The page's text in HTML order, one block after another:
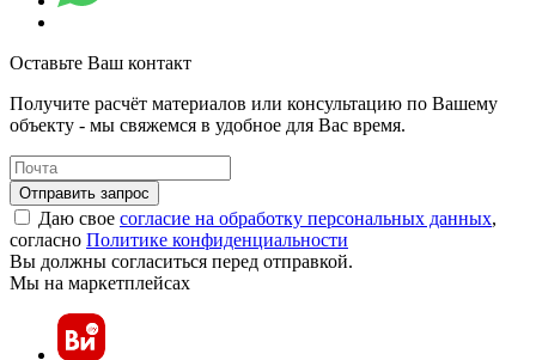
Оставьте Ваш контакт
Получите расчёт материалов или консультацию по Вашему
объекту - мы свяжемся в удобное для Вас время.
Отправить запрос
Даю свое согласие на обработку персональных данных,
согласно Политике конфиденциальности
Вы должны согласиться перед отправкой.
Мы на маркетплейсах